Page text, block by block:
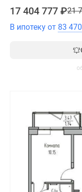
17 404 777 ₽21
В ипотеку от 83 470